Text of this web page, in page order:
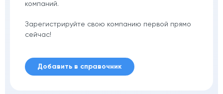
компаний.
Зарегистрируйте свою компанию первой прямо
сейчас!
Добавить в справочник